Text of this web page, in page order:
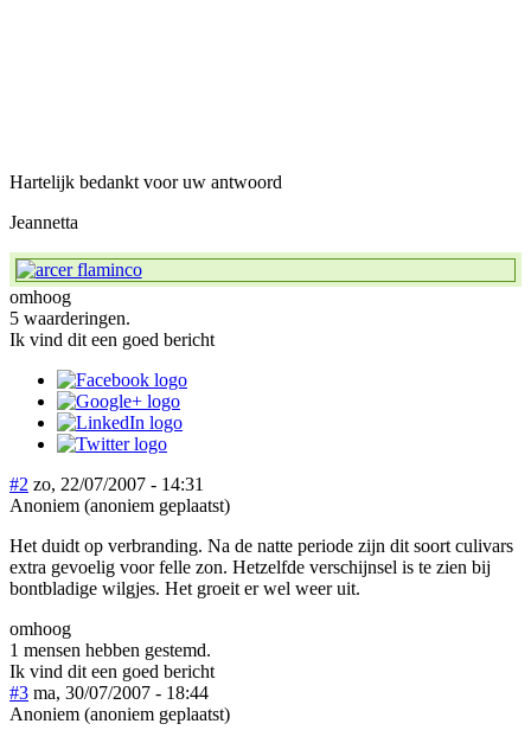
Hartelijk bedankt voor uw antwoord
Jeannetta
omhoog
5 waarderingen.
Ik vind dit een goed bericht
#2 zo, 22/07/2007 - 14:31
Anoniem (anoniem geplaatst)
Het duidt op verbranding. Na de natte periode zijn dit soort culivars
extra gevoelig voor felle zon. Hetzelfde verschijnsel is te zien bij
bontbladige wilgjes. Het groeit er wel weer uit.
omhoog
1 mensen hebben gestemd.
Ik vind dit een goed bericht
#3 ma, 30/07/2007 - 18:44
Anoniem (anoniem geplaatst)